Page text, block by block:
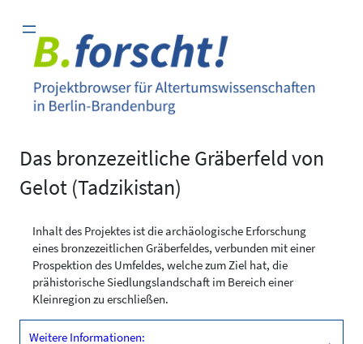
Inhalt
springen
Das bronzezeitliche Gräberfeld von
Gelot (Tadzikistan)
Inhalt des Projektes ist die archäologische Erforschung
eines bronzezeitlichen Gräberfeldes, verbunden mit einer
Prospektion des Umfeldes, welche zum Ziel hat, die
prähistorische Siedlungslandschaft im Bereich einer
Kleinregion zu erschließen.
Weitere Informationen: